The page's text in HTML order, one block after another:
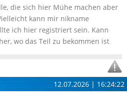
die sich hier Mühe machen aber
kann mir nikname
ich hier registriert sein. Kann
wo das Teil zu bekommen ist
12.07.2026 | 16:24:22